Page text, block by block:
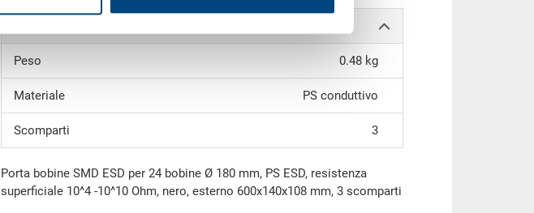
Peso 0.48 kg
Materiale PS conduttivo
Scomparti 3
Porta bobine SMD ESD per 24 bobine Ø 180 mm, PS ESD, resistenza
superficiale 10^4 -10^10 Ohm, nero, esterno 600x140x108 mm, 3 scomparti